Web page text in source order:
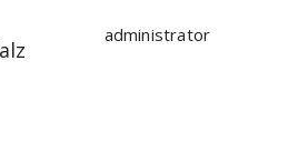
administrator